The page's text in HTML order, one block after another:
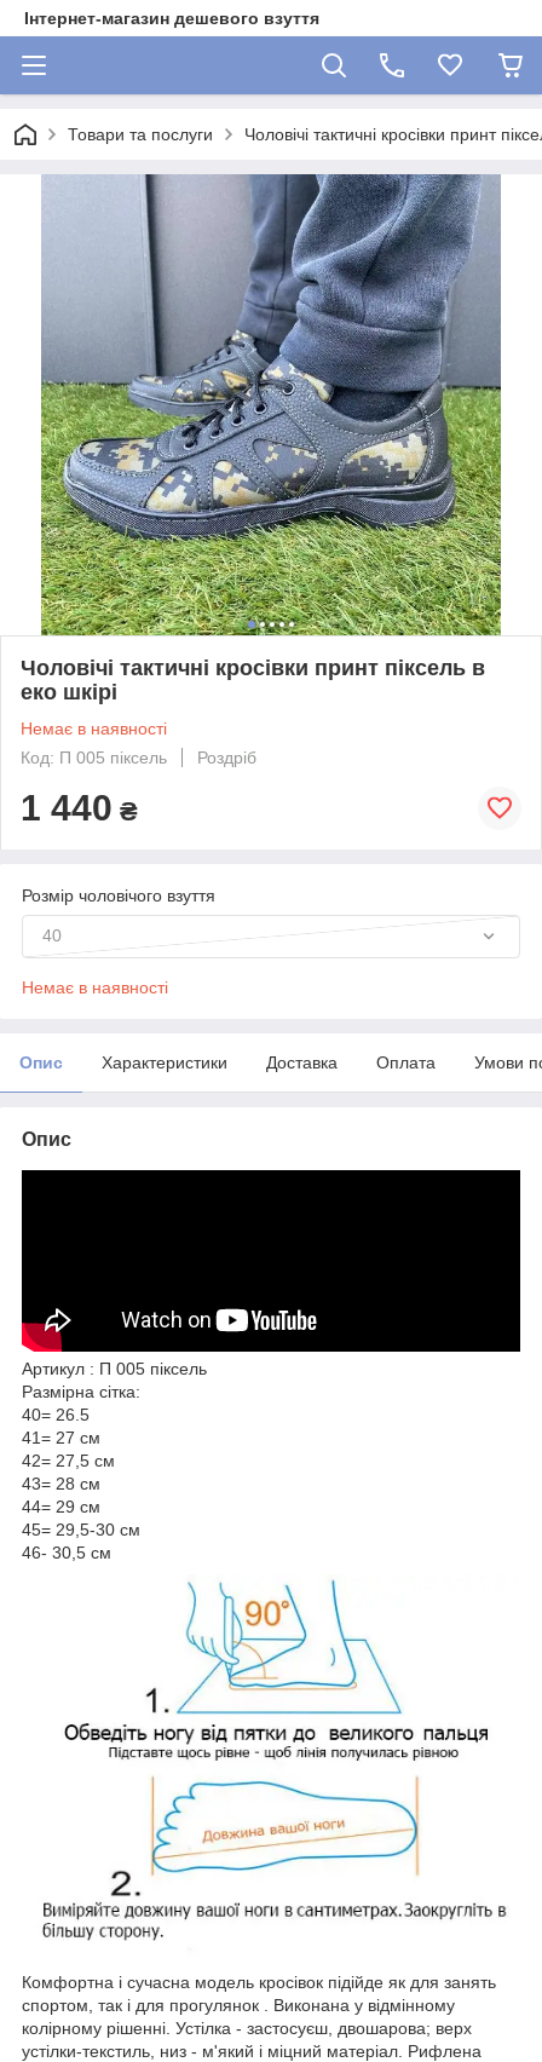
Інтернет-магазин дешевого взуття
Товари та послуги Чоловічі тактичні кросівки принт
Чоловічі тактичні кросівки принт піксель в
еко шкірі
Немає в наявності
Код: П 005 піксель
Роздріб
1 440 ₴
Розмір чоловічого взуття
40
Немає в наявності
Опис Характеристики Доставка Оплата Умови
Опис
Артикул : П 005 піксель
Размірна сітка:
40= 26.5
41= 27 см
42= 27,5 см
43= 28 см
44= 29 см
45= 29,5-30 см
46- 30,5 см
Комфортна і сучасна модель кросівок підійде як для занять
спортом, так і для прогулянок . Виконана у відмінному
колірному рішенні. Устілка - застосуєш, двошарова; верх
устілки-текстиль, низ - м'який і міцний матеріал. Рифлена